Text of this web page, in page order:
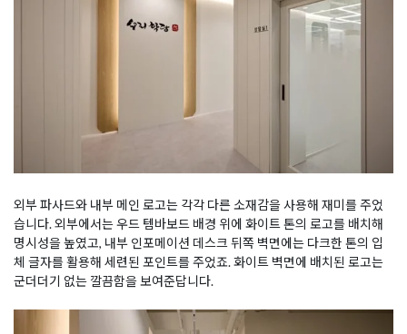
외부 파사드와 내부 메인 로고는 각각 다른 소재감을 사용해 재미를 주었
습니다. 외부에서는 우드 템바보드 배경 위에 화이트 톤의 로고를 배치해
명시성을 높였고, 내부 인포메이션 데스크 뒤쪽 벽면에는 다크한 톤의 입
체 글자를 활용해 세련된 포인트를 주었죠. 화이트 벽면에 배치된 로고는
군더더기 없는 깔끔함을 보여준답니다.